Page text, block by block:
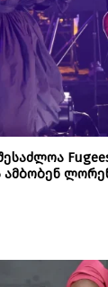
ამბობენ